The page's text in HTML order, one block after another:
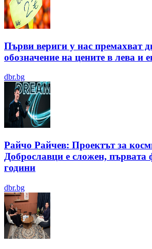
Първи вериги у нас премахват
обозначение на цените в лева и
dbr.bg
Райчо Райчев: Проектът за
Доброславци е сложен, първата
години
dbr.bg